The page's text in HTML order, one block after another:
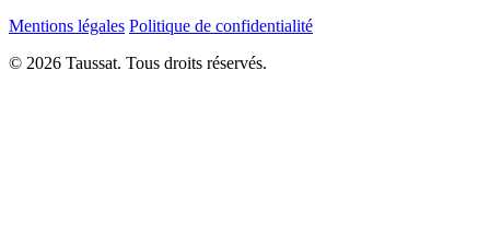
Mentions légales Politique de confidentialité
© 2026 Taussat. Tous droits réservés.